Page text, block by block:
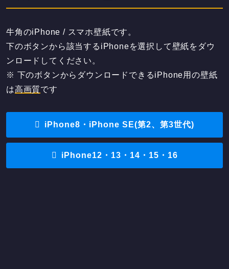
牛角のiPhone / スマホ壁紙です。
下のボタンから該当するiPhoneを選択して壁紙をダウ
ンロードしてください。
※ 下のボタンからダウンロードできるiPhone用の壁紙
は高画質です
iPhone8・iPhone SE(第2、第3世代)
iPhone12・13・14・15・16